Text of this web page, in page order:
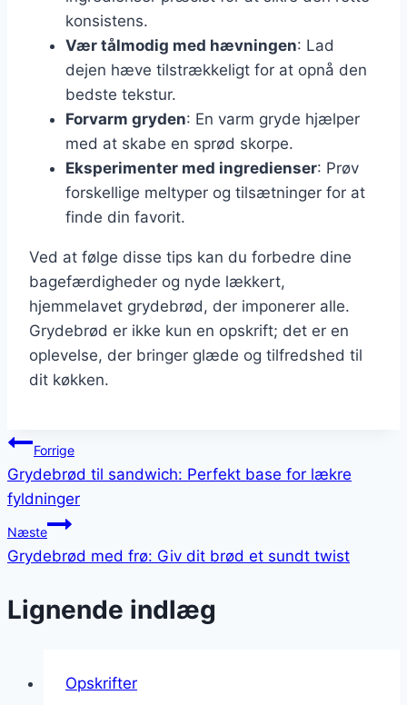
konsistens.
Vær tålmodig med hævningen: Lad
dejen hæve tilstrækkeligt for at opnå den
bedste tekstur.
Forvarm gryden: En varm gryde hjælper
med at skabe en sprød skorpe.
Eksperimenter med ingredienser: Prøv
forskellige meltyper og tilsætninger for at
finde din favorit.
Ved at følge disse tips kan du forbedre dine
bagefærdigheder og nyde lækkert,
hjemmelavet grydebrød, der imponerer alle.
Grydebrød er ikke kun en opskrift; det er en
oplevelse, der bringer glæde og tilfredshed til
dit køkken.
Indlægsnavigation
Forrige
Grydebrød til sandwich: Perfekt base for lækre
fyldninger
Næste
Grydebrød med frø: Giv dit brød et sundt twist
Lignende indlæg
Opskrifter